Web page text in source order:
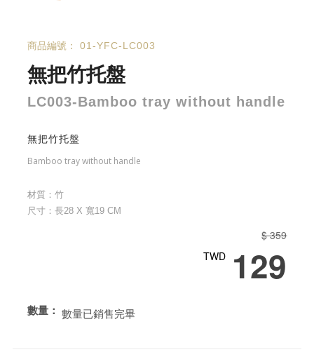
商品編號： 01-YFC-LC003
無把竹托盤
LC003-Bamboo tray without handle
無把竹托盤
Bamboo tray without handle
材質：竹
尺寸：長28 X 寬19 CM
$ 359
TWD 129
數量： 數量已銷售完畢